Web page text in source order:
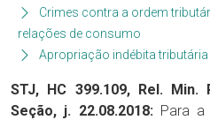
Crimes contra a ordem
relações de consumo
Apropriação indébita tributária
STJ, HC 399.109, Rel.
Seção, j. 22.08.2018: Para